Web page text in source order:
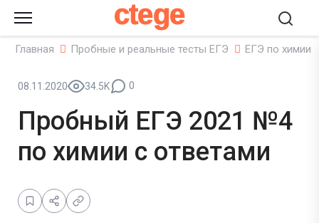
ctege
Главная Пробные и реальные тесты ЕГЭ ЕГЭ по химии
08.11.2020 34.5K 0
Пробный ЕГЭ 2021 №4
по химии с ответами